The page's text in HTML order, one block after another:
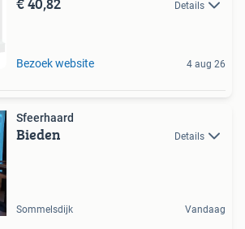
Details
Bezoek website 4 aug 26
Sfeerhaard
Bieden Details
Sommelsdijk Vandaag